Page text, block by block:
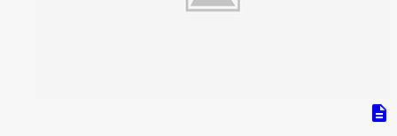
description